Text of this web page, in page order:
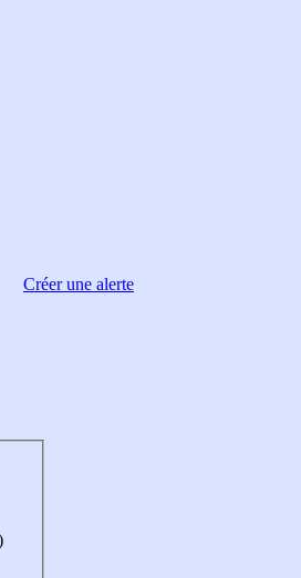
Créer une alerte